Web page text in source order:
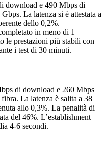
download e 490 Mbps di
La latenza si è attestata a
dello 0,2%.
in meno di 1
le prestazioni più stabili con
i test di 30 minuti.
di download e 260 Mbps
La latenza è salita a 38
allo 0,3%. La penalità di
del 46%. L’establishment
4-6 secondi.